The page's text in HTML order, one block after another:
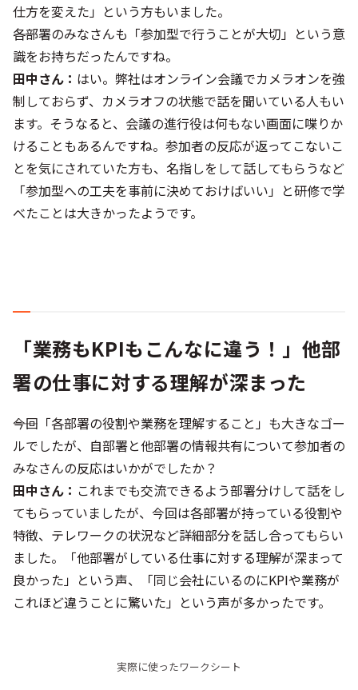
仕方を変えた」という方もいました。
――各部署のみなさんも「参加型で行うことが大切」という意
識をお持ちだったんですね。
田中さん： はい。弊社はオンライン会議でカメラオンを強
制しておらず、カメラオフの状態で話を聞いている人もい
ます。そうなると、会議の進行役は何もない画面に喋りか
けることもあるんですね。参加者の反応が返ってこないこ
とを気にされていた方も、名指しをして話してもらうなど
「参加型への工夫を事前に決めておけばいい」と研修で学
べたことは大きかったようです。
「業務もKPIもこんなに違う！」他部
署の仕事に対する理解が深まった
――今回「各部署の役割や業務を理解すること」も大きなゴー
ルでしたが、自部署と他部署の情報共有について参加者の
みなさんの反応はいかがでしたか？
田中さん： これまでも交流できるよう部署分けして話をし
てもらっていましたが、今回は各部署が持っている役割や
特徴、テレワークの状況など詳細部分を話し合ってもらい
ました。「他部署がしている仕事に対する理解が深まって
良かった」という声、「同じ会社にいるのにKPIや業務が
これほど違うことに驚いた」という声が多かったです。
実際に使ったワークシート